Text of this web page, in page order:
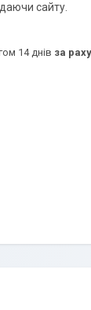
сайту.
14 днів за